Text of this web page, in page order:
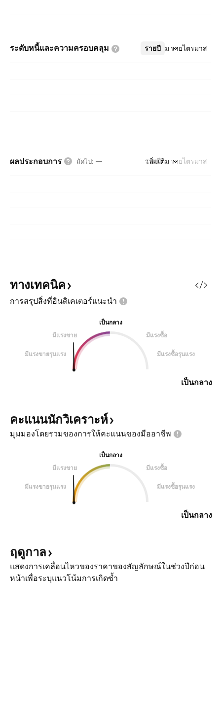
ระดับหนี้และความครอบคลุม รายปี รายไตรมาส
เพิ่มเติม
ผลประกอบการ ถัดไป: — รายปี รายไตรมาส
เพิ่มเติม
ทางเทคนิค
การสรุปสิ่งที่อินดิเคเตอร์แนะนำ
เป็นกลาง
มีแรงขาย
มีแรงซื้อ
มีแรงขายรุนแรง มีแรงซื้อรุนแรง
เป็นกลาง
คะแนนนักวิเคราะห์
มุมมองโดยรวมของการให้คะแนนของมืออาชีพ
เป็นกลาง
มีแรงขาย
มีแรงซื้อ
มีแรงขายรุนแรง มีแรงซื้อรุนแรง
เป็นกลาง
ฤดูกาล
แสดงการเคลื่อนไหวของราคาของสัญลักษณ์ในช่วงปีก่อน
หน้าเพื่อระบุแนวโน้มการเกิดซ้ำ